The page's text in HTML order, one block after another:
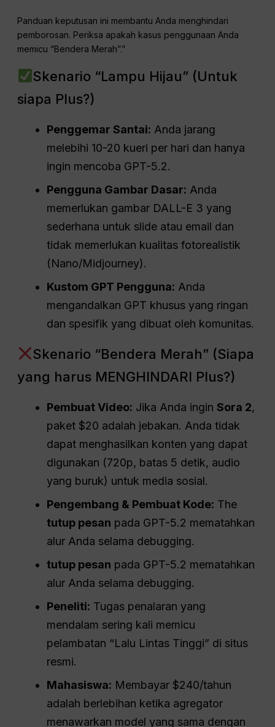
Panduan keputusan ini membantu Anda menghindari
pemborosan. Periksa apakah kasus penggunaan Anda
memicu “Bendera Merah”.”
Skenario “Lampu Hijau” (Untuk
siapa Plus?)
Penggemar Santai: Anda jarang
melebihi 10-20 kueri per hari dan hanya
ingin mencoba GPT-5.2.
Pengguna Gambar Dasar: Anda
memerlukan gambar DALL-E 3 yang
sederhana untuk slide atau email dan
tidak memerlukan kualitas fotorealistik
(Nano/Midjourney).
Kustom GPT Pengguna: Anda
mengandalkan GPT khusus yang ringan
dan spesifik yang dibuat oleh komunitas.
Skenario “Bendera Merah” (Siapa
yang harus MENGHINDARI Plus?)
Pembuat Video: Jika Anda inginSora 2,
paket $20 adalah jebakan. Anda tidak
dapat menghasilkan konten yang dapat
digunakan (720p, batas 5 detik, audio
yang buruk) untuk media sosial.
Pengembang & Pembuat Kode: The
tutup pesan pada GPT-5.2 mematahkan
alur Anda selama debugging.
tutup pesan pada GPT-5.2 mematahkan
alur Anda selama debugging.
Peneliti: Tugas penalaran yang
mendalam sering kali memicu
pelambatan “Lalu Lintas Tinggi” di situs
resmi.
Mahasiswa: Membayar $240/tahun
adalah berlebihan ketika agregator
menawarkan model yang sama dengan